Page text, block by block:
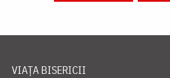
VIAȚA BISERICII